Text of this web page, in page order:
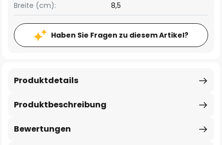
Breite (cm): 8,5
Haben Sie Fragen zu diesem Artikel?
Produktbeschreibung
Produktdetails
Bewertungen